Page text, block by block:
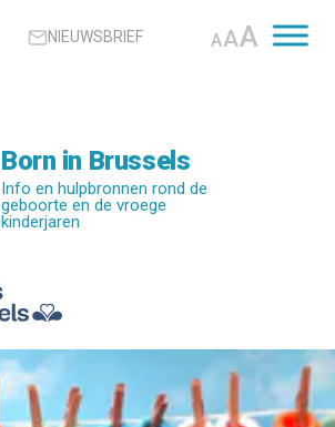
NIEUWSBRIEF AAA
Born in Brussels
Info en hulpbronnen rond de
geboorte en de vroege
kinderjaren